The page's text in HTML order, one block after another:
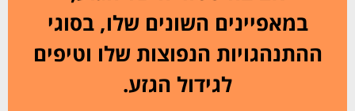
במאפיינים השונים שלו, בסוגי
ההתנהגויות הנפוצות שלו וטיפים
לגידול הגזע.